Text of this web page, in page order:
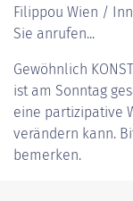
Filippou Wien /
Sie anrufen...
Gewöhnlich
ist am Sonntag
eine partizipative
verändern kann.
bemerken.